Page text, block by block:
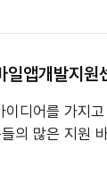
앱개발지원
디어를 가지
의 많은 지원